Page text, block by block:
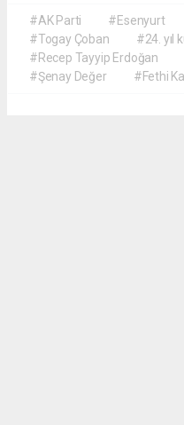
#AK Parti #Esenyurt
#Togay Çoban
#24. yıl
#Recep Tayyip Erdoğan
#Şenay Değer
#Fethi